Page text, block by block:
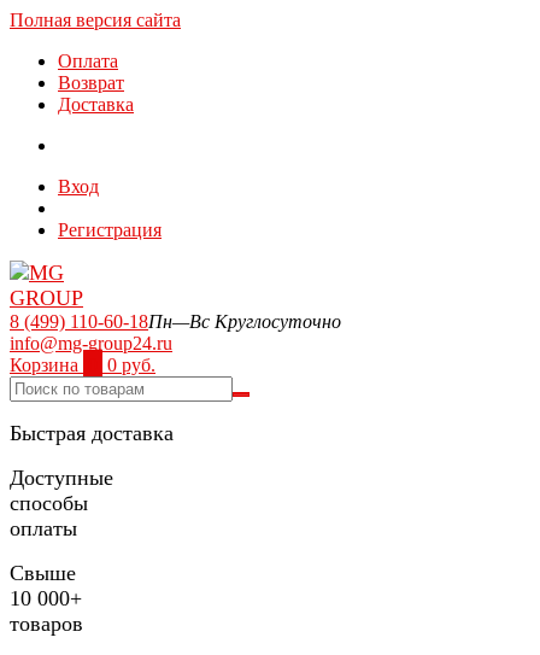
Полная версия сайта
Оплата
Возврат
Доставка
Вход
Регистрация
8 (499) 110-60-18Пн—Вс Круглосуточно
info@mg-group24.ru
Корзина
0 руб.
Быстрая доставка
Доступные
способы
оплаты
Свыше
10 000+
товаров